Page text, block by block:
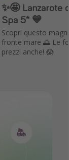
✨🤩 Lanzarote
Spa 5* 💙
Scopri questo
fronte mare 🌅 Le
prezzi anche! 😱